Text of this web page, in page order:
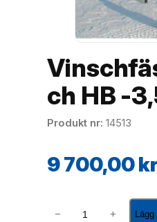
ch HB -
Produkt nr 14513
9 700,00
− +